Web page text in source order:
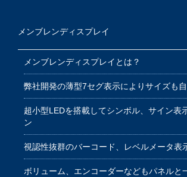
メンブレンディスプレイ
メンブレンディスプレイとは？
弊社開発の薄型7セグ表示によりサイズも
超小型LEDを搭載してシンボル、サイン表
ン
視認性抜群のバーコード、レベルメータ表
ボリューム、エンコーダーなどもパネルと